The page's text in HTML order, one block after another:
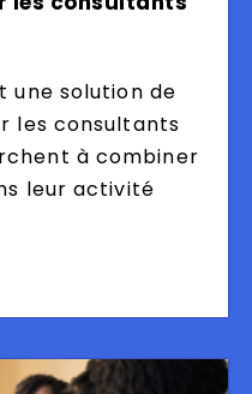
une solution de
les consultants
à combiner
leur activité